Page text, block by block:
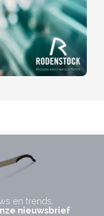
en trends.
nieuwsbrief